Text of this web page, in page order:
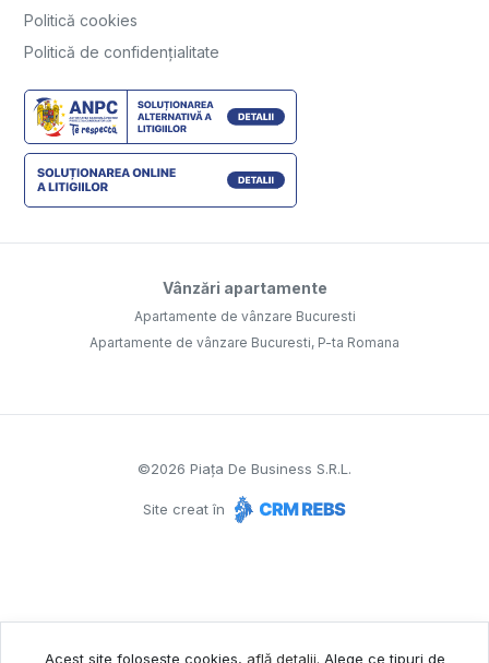
Politică cookies
Politică de confidențialitate
Vânzări apartamente
Apartamente de vânzare Bucuresti
Apartamente de vânzare Bucuresti, P-ta Romana
©2026 Piața De Business S.R.L.
Site creat în
Acest site folosește cookies, află detalii. Alege ce tipuri de